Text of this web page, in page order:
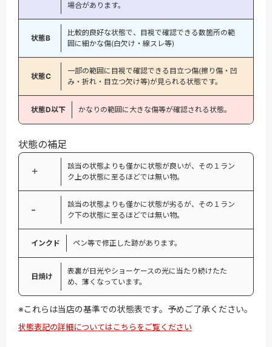
場合があります。
状態B
比較的良好な状態で、目視で確認できる数箇所の範
囲に細かな傷(白欠け・線スレ等)
状態C
一部の範囲に目視で確認できる目立つ傷(擦り傷・凹
み・折れ・目立つ欠け等)が見られる状態です。
状態D以下 かなりの範囲に大きな傷等が確認される状態。
状態の補足
＋
該当の状態よりも僅かに状態が良いが、その１ラン
ク上の状態に至るほどでは無い物。
−
該当の状態よりも僅かに状態が劣るが、その１ラン
ク下の状態に至るほどでは無い物。
インクド ペン等で修正した跡があります。
日焼け
表裏が日光やショーケースの光に当たり続けたた
め、薄くなっています。
※これらは当店の基準での状態表です。予めご了承ください。
状態表記の詳細についてはこちらをご覧ください